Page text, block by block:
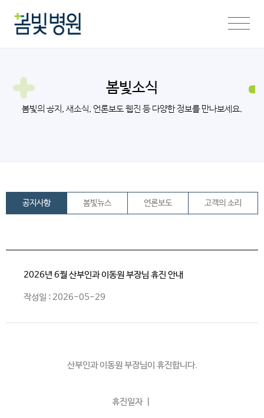
봄빛소식
봄빛의 공지, 새소식, 언론보도 웹진 등 다양한 정보를 만나보세요.
공지사항 봄빛뉴스 언론보도 고객의 소리
2026년 6월 산부인과 이동원 부장님 휴진 안내
작성일 : 2026-05-29
산부인과 이동원 부장님이 휴진합니다.
휴진일자 ㅣ